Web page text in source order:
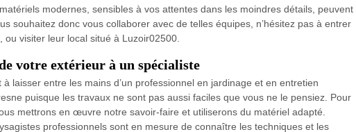
modernes, sensibles à vos attentes dans les moindres détails, peuvent
souhaitez donc vous collaborer avec de telles équipes, n’hésitez pas à entrer
ou visiter leur local situé à Luzoir02500.
votre extérieur à un spécialiste
à laisser entre les mains d’un professionnel en jardinage et en entretien
puisque les travaux ne sont pas aussi faciles que vous ne le pensiez. Pour
mettrons en œuvre notre savoir-faire et utiliserons du matériel adapté.
professionnels sont en mesure de connaître les techniques et les